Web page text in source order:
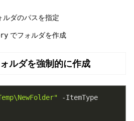
ダのパスを指定
でフォルダを作成
ルダを強制的に作成
-ItemType